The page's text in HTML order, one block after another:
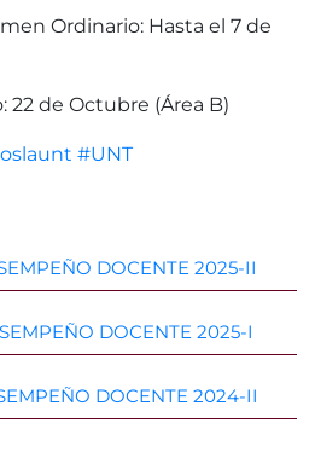
Ordinario: Hasta el 7 de
22 de Octubre (Área B)
#UNT
DOCENTE 2025-II
DOCENTE 2025-I
DOCENTE 2024-II